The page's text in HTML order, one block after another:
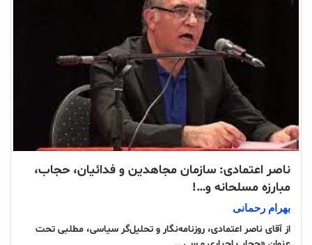
ناصر اعتمادی: سازمان مجاهدین و فدائیان، حجاب،
مبارزه مسلحانه و…!
بهرام رحمانی
از آقای ناصر اعتمادی، روزنامه‌نگار و تحلیل‌گر سیاسی، مطلبی تحت